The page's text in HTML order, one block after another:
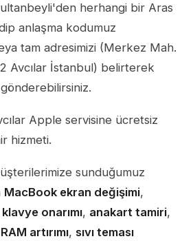
herhangi bir Aras
anlaşma kodumuz
tam adresimizi (Merkez Mah.
Avcılar İstanbul) belirterek
gönderebilirsiniz.
Apple servisine ücretsiz
hizmeti.
sunduğumuz
MacBook ekran değişimi,
klavye onarımı, anakart tamiri,
RAM artırımı, sıvı teması